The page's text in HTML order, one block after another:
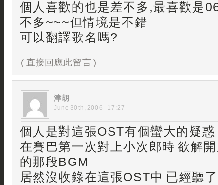
個人喜歡的也是差不多,最喜歡是
不多~~~但情境是不錯
可以翻譯歌名嗎?
( 直接回應此留言 )
津胡
June 30th, 2006 - 17:27
個人是對這張OST有個蠻大的疑惑
在賽巴第一次對上小次郎時 欲解
的那段BGM
居然沒收錄在這張OST中 已經聽